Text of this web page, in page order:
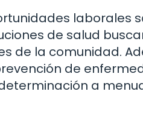
laborales
de salud
de la comunidad.
de
a